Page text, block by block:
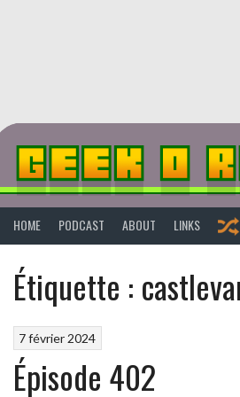
HOME PODCAST ABOUT LINKS
Étiquette :
7 février 2024
Épisode 402